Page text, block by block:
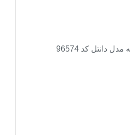
دانتل کد 96574